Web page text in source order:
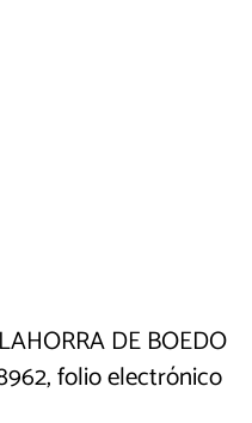
DE BOEDO
folio electrónico